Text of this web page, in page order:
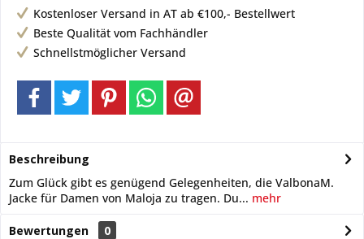
Kostenloser Versand in AT ab €100,- Bestellwert
Beste Qualität vom Fachhändler
Schnellstmöglicher Versand
Beschreibung
Zum Glück gibt es genügend Gelegenheiten, die ValbonaM.
Jacke für Damen von Maloja zu tragen. Du... mehr
Bewertungen
0